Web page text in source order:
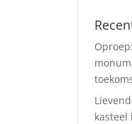
kasteel